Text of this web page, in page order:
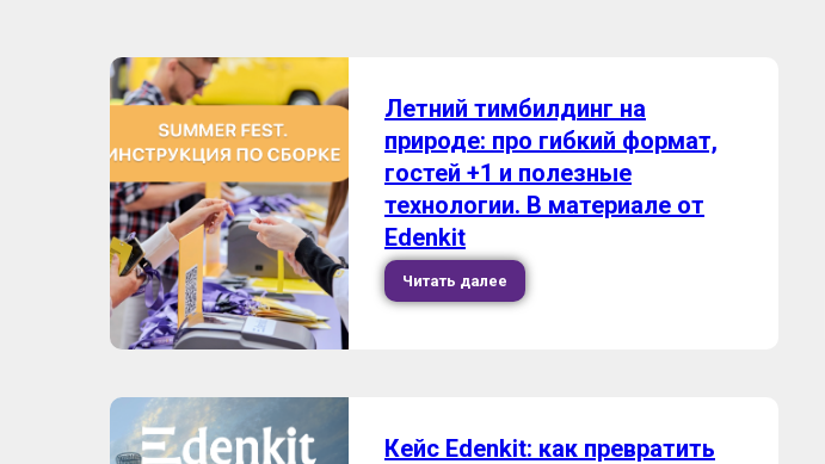
Летний тимбилдинг на
природе: про гибкий формат,
гостей +1 и полезные
технологии. В материале от
Edenkit
Читать далее
Кейс Edenkit: как превратить